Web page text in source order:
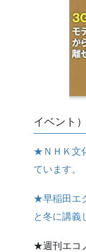
イベント）
★ＮＨＫ文
ています。
★早稲田エ
と冬に講義
★週刊エコ